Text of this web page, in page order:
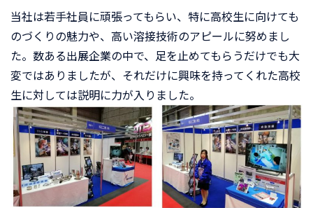
当社は若手社員に頑張ってもらい、特に高校生に向けても
のづくりの魅力や、高い溶接技術のアピールに努めまし
た。数ある出展企業の中で、足を止めてもらうだけでも大
変ではありましたが、それだけに興味を持ってくれた高校
生に対しては説明に力が入りました。